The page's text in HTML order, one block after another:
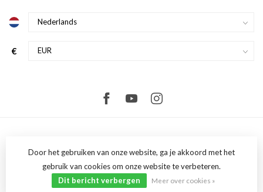
€
© Copyright 2026 FullComfort- Powered byLightspeed-Lightspeed
designbyDyvelopment
Door het gebruiken van onze website, ga je akkoord met het
gebruik van cookies om onze website te verbeteren.
Dit bericht verbergen
Meer over cookies »